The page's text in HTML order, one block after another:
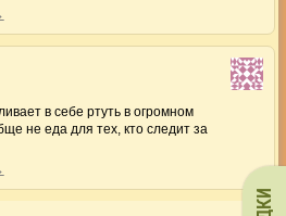
в себе ртуть в огромном
не еда для тех, кто следит за